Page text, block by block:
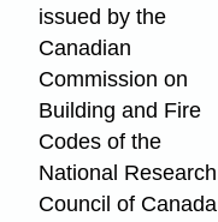
issued by the
Canadian
Commission on
Building and Fire
Codes of the
National Research
Council of Canada